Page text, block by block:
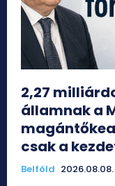
2,27
államnak a
csak a
Belföld 2026.08.08.